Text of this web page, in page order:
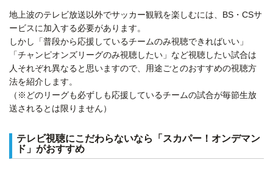
地上波のテレビ放送以外でサッカー観戦を楽しむには、BS・CSサ
ービスに加入する必要があります。
しかし「普段から応援しているチームのみ視聴できればいい」
「チャンピオンズリーグのみ視聴したい」など視聴したい試合は
人それぞれ異なると思いますので、用途ごとのおすすめの視聴方
法を紹介します。
（※どのリーグも必ずしも応援しているチームの試合が毎節生放
送されるとは限りません）
テレビ視聴にこだわらないなら「スカパー！オンデマン
ド」がおすすめ